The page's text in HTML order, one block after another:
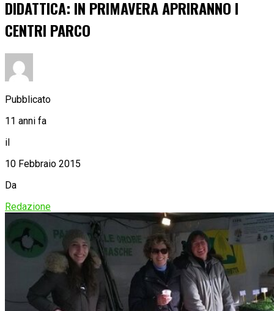
DIDATTICA: IN PRIMAVERA APRIRANNO I
CENTRI PARCO
Pubblicato
11 anni fa
il
10 Febbraio 2015
Da
Redazione